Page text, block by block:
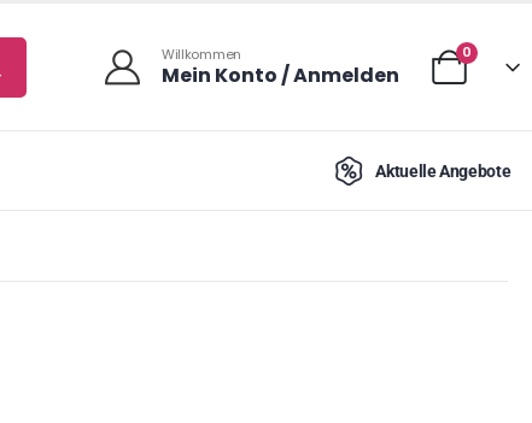
Willkommen
Mein Konto / Anmelden
0
Aktuelle Angebote